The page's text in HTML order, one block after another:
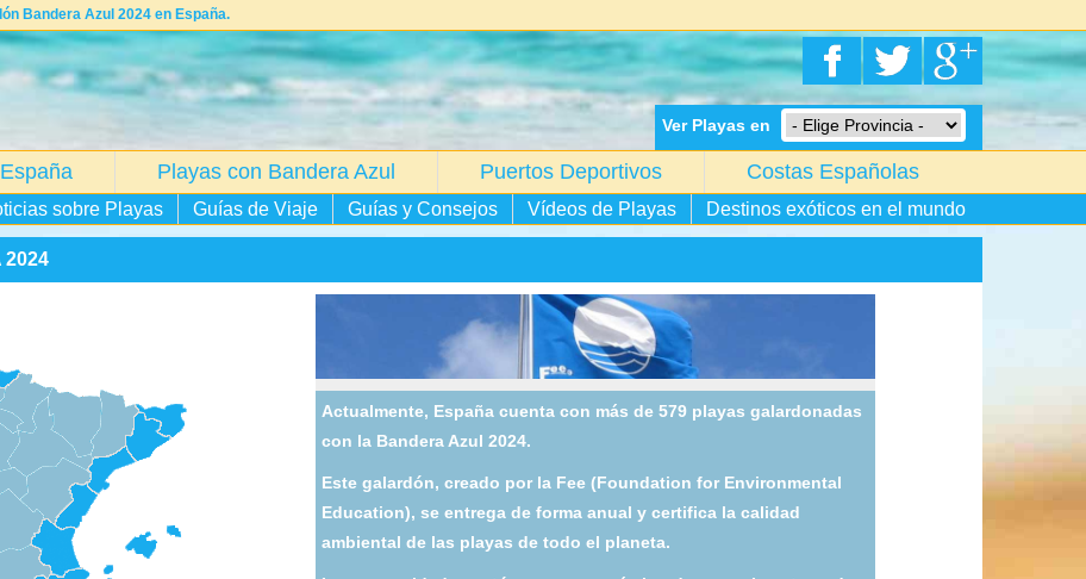
Bandera Azul 2024 en España.
Ver Playas en
Playas con Bandera Azul Puertos Deportivos Costas Españolas
sobre Playas Guías de Viaje Guías y Consejos Vídeos de Playas Destinos exóticos en el mundo
2024
Actualmente, España cuenta con más de 579 playas galardonadas
con la Bandera Azul 2024.
Este galardón, creado por la Fee (Foundation for Environmental
Education), se entrega de forma anual y certifica la calidad
ambiental de las playas de todo el planeta.